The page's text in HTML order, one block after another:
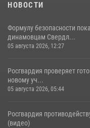
НОВОСТИ
Формулу безопасности
динамовцам Свердл...
05 августа 2026, 12:27
Росгвардия проверяет
новому уч...
05 августа 2026, 05:44
Росгвардия
(видео)